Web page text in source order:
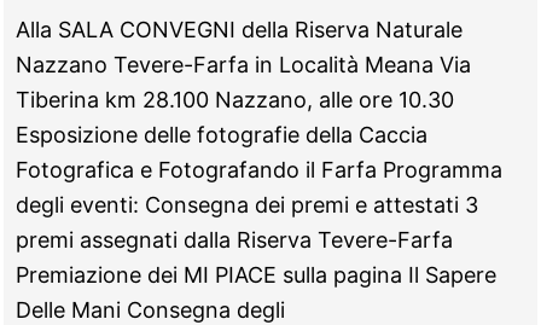
10
novembre
–
“Olio
e
Olive
al
tempo
di
Alla SALA CONVEGNI della Riserva Naturale
Nazzano Tevere-Farfa in Località Meana Via
Tiberina km 28.100 Nazzano, alle ore 10.30
Esposizione delle fotografie della Caccia
Fotografica e Fotografando il Farfa Programma
degli eventi: Consegna dei premi e attestati 3
premi assegnati dalla Riserva Tevere-Farfa
Premiazione dei MI PIACE sulla pagina Il Sapere
Delle Mani Consegna degli